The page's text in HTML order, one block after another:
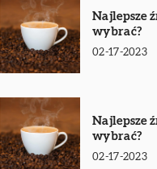
Najlepsze
wybrać?
02-17-2023
Najlepsze
wybrać?
02-17-2023